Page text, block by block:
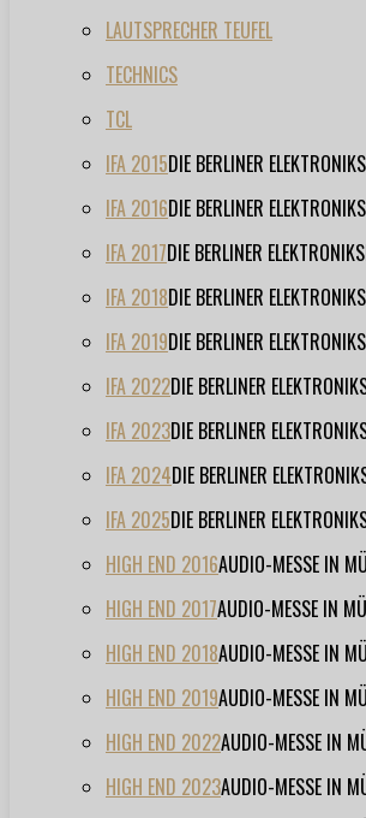
LAUTSPRECHER TEUFEL
TECHNICS
TCL
IFA 2015DIE BERLINER
IFA 2016DIE BERLINER
IFA 2017DIE BERLINER
IFA 2018DIE BERLINER
IFA 2019DIE BERLINER
IFA 2022DIE BERLINER
IFA 2023DIE BERLINER
IFA 2024DIE BERLINER
IFA 2025DIE BERLINER
HIGH END 2016AUDIO-MESSE IN
HIGH END 2017AUDIO-MESSE IN
HIGH END 2018AUDIO-MESSE IN
HIGH END 2019AUDIO-MESSE IN
HIGH END 2022AUDIO-MESSE IN
HIGH END 2023AUDIO-MESSE IN